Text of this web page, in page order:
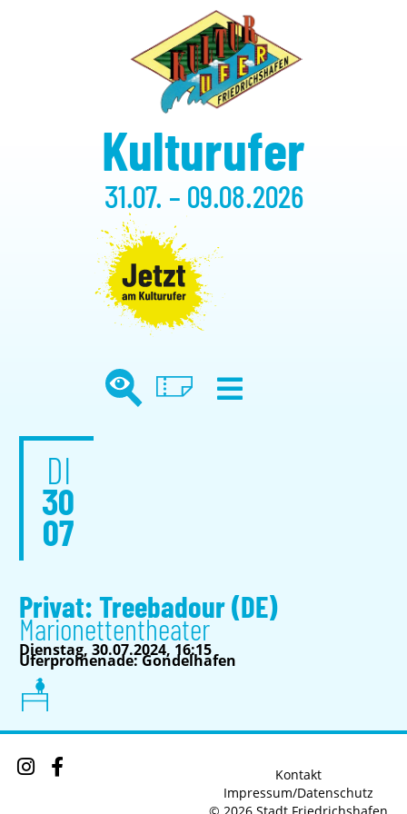
Kulturufer
31.07. – 09.08.2026
DI
30
07
Privat: Treebadour (DE)
Marionettentheater
Dienstag, 30.07.2024, 16:15
Uferpromenade: Gondelhafen
Kontakt
Impressum/Datenschutz